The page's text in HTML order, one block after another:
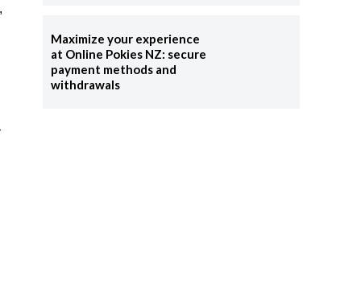
Maximize your experience
at Online Pokies NZ: secure
payment methods and
withdrawals